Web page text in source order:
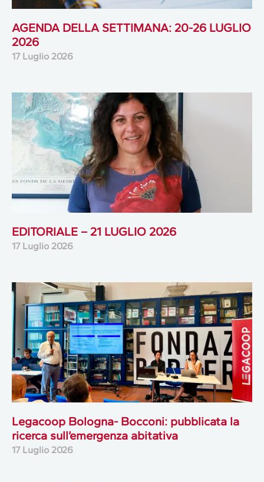
AGENDA DELLA SETTIMANA: 20-26 LUGLIO
2026
17 Luglio 2026
EDITORIALE – 21 LUGLIO 2026
17 Luglio 2026
Legacoop Bologna- Bocconi: pubblicata la
ricerca sull’emergenza abitativa
17 Luglio 2026